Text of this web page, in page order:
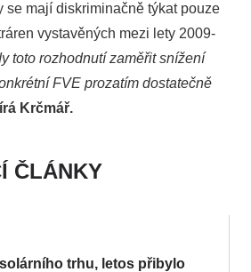
se mají diskriminačně týkat pouze
vystavěných mezi lety 2009-
toto rozhodnutí zaměřit snížení
FVE prozatím dostatečně
Krčmář.
ČLÁNKY
trhu, letos přibylo